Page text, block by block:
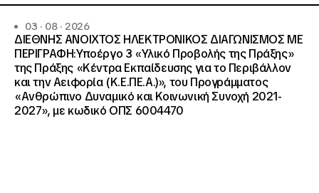
03 · 08 · 2026
ΔΙΕΘΝΗΣ ΑΝΟΙΧΤΟΣ ΗΛΕΚΤΡΟΝΙΚΟΣ ΔΙΑΓΩΝΙΣΜΟΣ ΜΕ
ΠΕΡΙΓΡΑΦΗ:Υποέργο 3 «Υλικό Προβολής της Πράξης»
της Πράξης «Κέντρα Εκπαίδευσης για το Περιβάλλον
και την Αειφορία (Κ.Ε.ΠΕ.Α.)», του Προγράμματος
«Ανθρώπινο Δυναμικό και Κοινωνική Συνοχή 2021-
2027», με κωδικό ΟΠΣ 6004470